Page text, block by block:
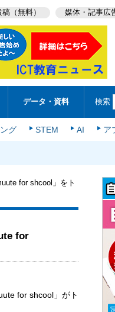
（無料） 媒体・記事広
データ・資料 検索
グ STEM AI ア
for shcool」をト
for
for shcool」がト